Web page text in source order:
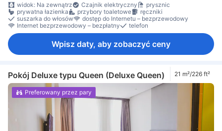
widok: Na zewnątrz
Czajnik elektryczny
prysznic
prywatna łazienka
przybory toaletowe
ręczniki
suszarka do włosów
dostęp do Internetu – bezprzewodowy
Internet bezprzewodowy – bezpłatny
telefon
Wpisz daty, aby zobaczyć ceny
Pokój Deluxe typu Queen (Deluxe Queen) 21 m²/226 ft²
Preferowany przez pary